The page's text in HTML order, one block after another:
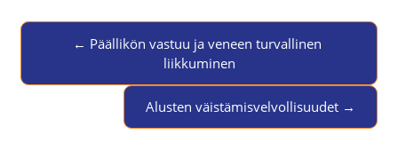
← Päällikön vastuu ja veneen turvallinen
liikkuminen
Alusten väistämisvelvollisuudet →